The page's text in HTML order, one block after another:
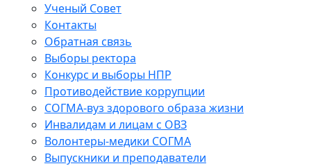
Ученый Совет
Контакты
Обратная связь
Выборы ректора
Конкурс и выборы НПР
Противодействие коррупции
СОГМА-вуз здорового образа жизни
Инвалидам и лицам с ОВЗ
Волонтеры-медики СОГМА
Выпускники и преподаватели